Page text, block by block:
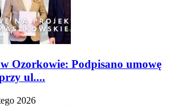
Ozorkowie: Podpisano umowę
ul....
2026